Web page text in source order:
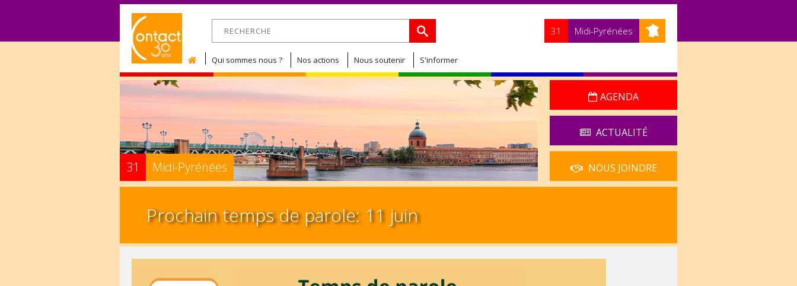
Jump to navigation
Formulaire de recherche Midi-Pyrénées
31
Qui sommes nous ? Nos actions Nous soutenir S'informer
31 Midi-Pyrénées
AGENDA
ACTUALITÉ
NOUS JOINDRE
Prochain temps de parole: 11 juin